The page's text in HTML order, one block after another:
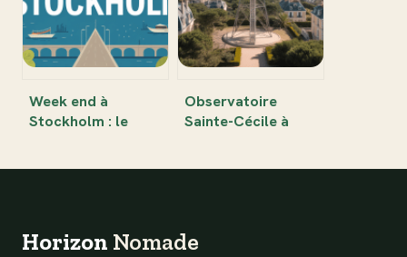
Week end à
Stockholm : le
Observatoire
Sainte-Cécile à
Horizon Nomade